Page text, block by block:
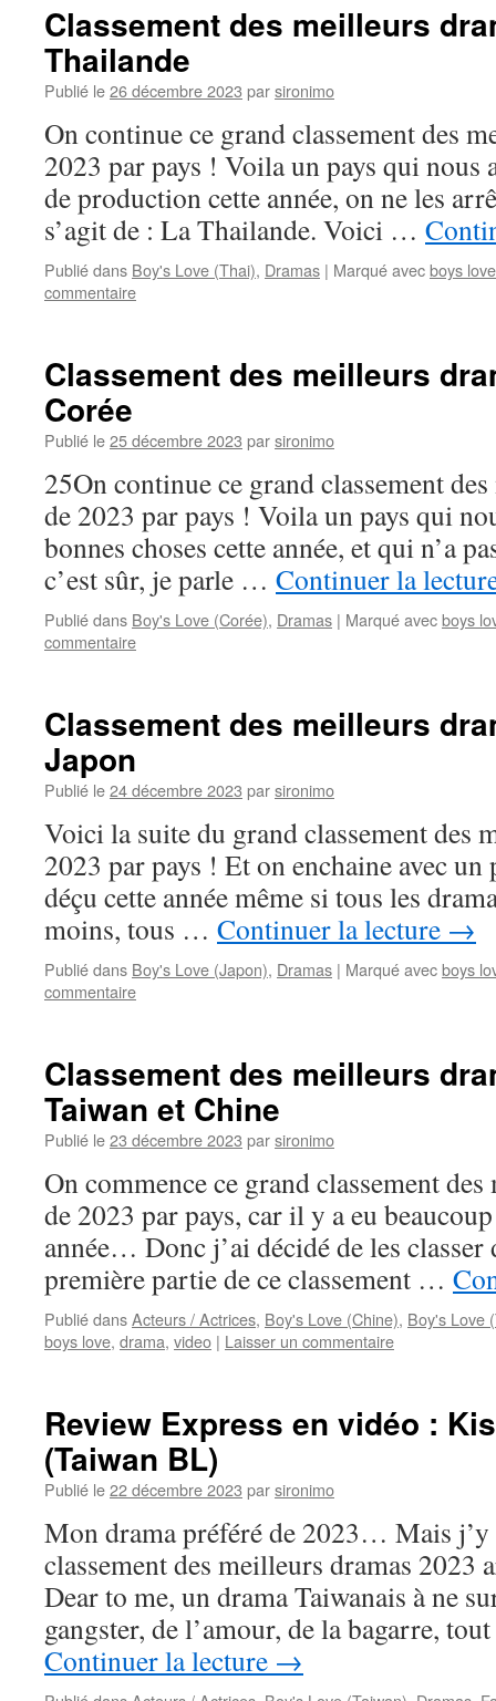
Classement des meilleurs
Thailande
Publié le26 décembre 2023 parsironimo
On continue ce grand classement des
2023 par pays ! Voila un pays qui nous
de production cette année, on ne les
s’agit de : La Thailande. Voici …
Publié dans Boy's Love (Thai), Dramas | Marqué avecboys love
commentaire
Classement des meilleurs
Corée
Publié le25 décembre 2023 parsironimo
25On continue ce grand classement
de 2023 par pays ! Voila un pays qui
bonnes choses cette année, et qui n’a
c’est sûr, je parle … Continuer la
Publié dans Boy's Love (Corée), Dramas | Marqué avecboys
commentaire
Classement des meilleurs
Japon
Publié le24 décembre 2023 parsironimo
Voici la suite du grand classement des
2023 par pays ! Et on enchaine avec un
déçu cette année même si tous les
moins, tous … Continuer la lecture →
Publié dans Boy's Love (Japon), Dramas | Marqué avecboys
commentaire
Classement des meilleurs
Taiwan et Chine
Publié le23 décembre 2023 parsironimo
On commence ce grand classement
de 2023 par pays, car il y a eu
année… Donc j’ai décidé de les classer
première partie de ce classement …
Publié dansActeurs / Actrices, Boy's Love (Chine), Boy's Love
boys love, drama, video | Laisser un commentaire
Review Express en vidéo :
(Taiwan BL)
Publié le22 décembre 2023 parsironimo
Mon drama préféré de 2023… Mais
classement des meilleurs dramas
Dear to me, un drama Taiwanais à ne
gangster, de l’amour, de la bagarre,
Continuer la lecture →